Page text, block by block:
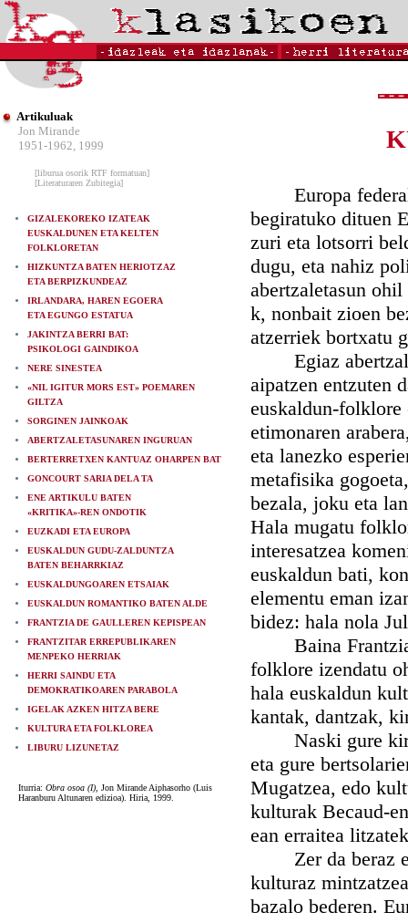
Artikuluak
Jon Mirande
1951-1962, 1999
[liburua osorik RTF formatuan]
[Literaturaren Zubitegia]
GIZALEKOREKO IZATEAK
EUSKALDUNEN ETA KELTEN
FOLKLORETAN
HIZKUNTZA BATEN HERIOTZAZ
ETA BERPIZKUNDEAZ
IRLANDARA, HAREN EGOERA
ETA EGUNGO ESTATUA
JAKINTZA BERRI BAT:
PSIKOLOGI GAINDIKOA
NERE SINESTEA
«NIL IGITUR MORS EST» POEMAREN
GILTZA
SORGINEN JAINKOAK
ABERTZALETASUNAREN INGURUAN
BERTERRETXEN KANTUAZ OHARPEN BAT
GONCOURT SARIA DELA TA
ENE ARTIKULU BATEN
«KRITIKA»-REN ONDOTIK
EUZKADI ETA EUROPA
EUSKALDUN GUDU-ZALDUNTZA
BATEN BEHARRKIAZ
EUSKALDUNGOAREN ETSAIAK
EUSKALDUN ROMANTIKO BATEN ALDE
FRANTZIA DE GAULLEREN KEPISPEAN
FRANTZITAR ERREPUBLIKAREN
MENPEKO HERRIAK
HERRI SAINDU ETA
DEMOKRATIKOAREN PARABOLA
IGELAK AZKEN HITZA BERE
KULTURA ETA FOLKLOREA
LIBURU LIZUNETAZ
Iturria: Obra osoa (I), Jon Mirande Aiphasorho (Luis
Haranburu Altunaren edizioa). Hiria, 1999.
Europa federal
begiratuko dituen
zuri eta lotsorri
dugu, eta nahiz
abertzaletasun
k, nonbait zioen
atzerriek bortxatu
Egiaz abertzale
aipatzen entzuten
euskaldun-folklore
etimonaren
eta lanezko
metafisika
bezala, joku eta
Hala mugatu
interesatzea
euskaldun bati,
elementu eman
bidez: hala nola
Baina Frantzian
folklore izendatu
hala euskaldun
kantak, dantzak,
Naski gure
eta gure
Mugatzea, edo
kulturak Becaud-
ean erraitea
Zer da beraz
kulturaz
bazalo bederen.